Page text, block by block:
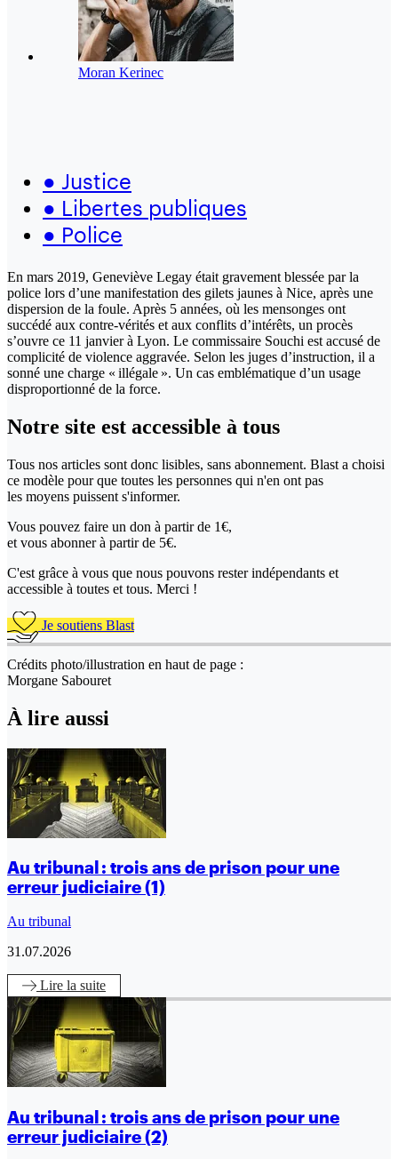
Moran Kerinec
● Justice
● Libertes publiques
● Police
En mars 2019, Geneviève Legay était gravement blessée par la
police lors d’une manifestation des gilets jaunes à Nice, après une
dispersion de la foule. Après 5 années, où les mensonges ont
succédé aux contre-vérités et aux conflits d’intérêts, un procès
s’ouvre ce 11 janvier à Lyon. Le commissaire Souchi est accusé de
complicité de violence aggravée. Selon les juges d’instruction, il a
sonné une charge « illégale ». Un cas emblématique d’un usage
disproportionné de la force.
Notre site est accessible à tous
Tous nos articles sont donc lisibles, sans abonnement. Blast a choisi
ce modèle pour que toutes les personnes qui n'en ont pas
les moyens puissent s'informer.
Vous pouvez faire un don à partir de 1€,
et vous abonner à partir de 5€.
C'est grâce à vous que nous pouvons rester indépendants et
accessible à toutes et tous. Merci !
Je soutiens Blast
Crédits photo/illustration en haut de page :
Morgane Sabouret
À lire aussi
Au tribunal : trois ans de prison pour une
erreur judiciaire (1)
Au tribunal
31.07.2026
Lire la suite
Au tribunal : trois ans de prison pour une
erreur judiciaire (2)